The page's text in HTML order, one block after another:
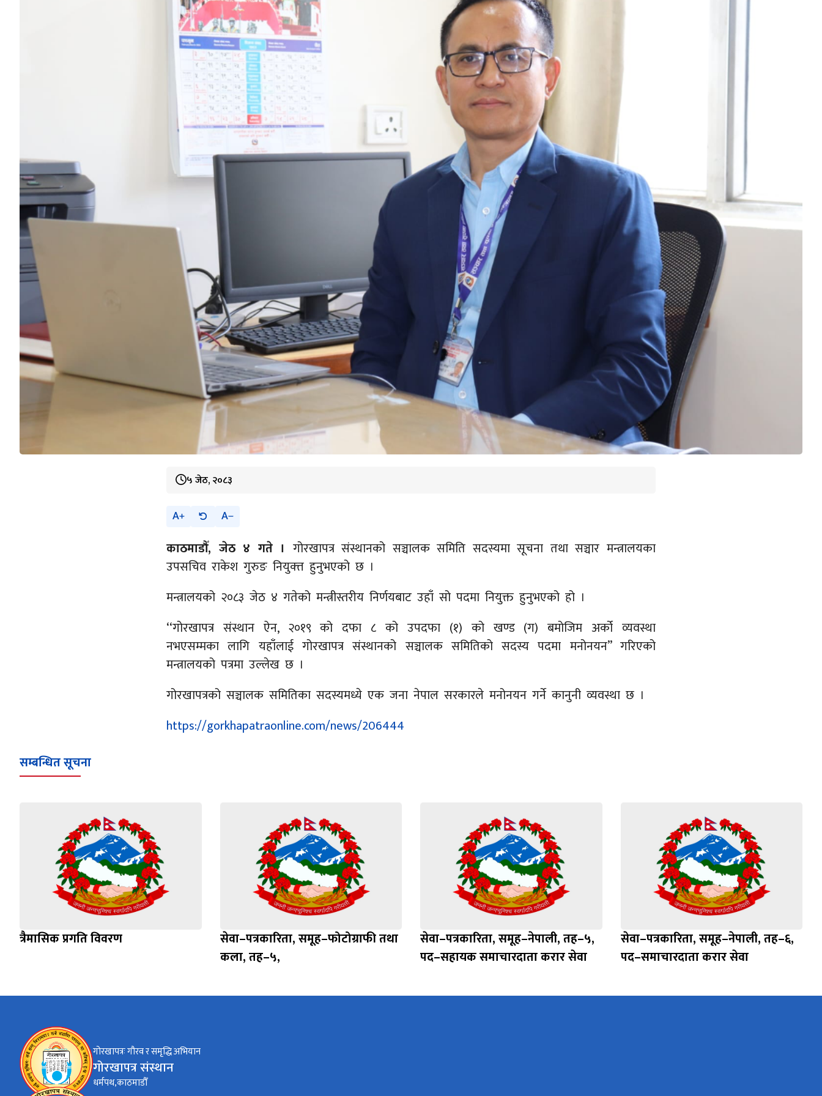
५ जेठ, २०८३
A A
काठमाडौँ, जेठ ४ गते । गोरखापत्र संस्थानको सञ्चालक समिति सदस्यमा सूचना तथा सञ्चार मन्त्रालयका
उपसचिव राकेश गुरुङ नियुक्त्त हुनुभएको छ ।
मन्त्रालयको २०८३ जेठ ४ गतेको मन्त्रीस्तरीय निर्णयबाट उहाँ सो पदमा नियुक्त हुनुभएको हो ।
‘‘गोरखापत्र संस्थान ऐन, २०१९ को दफा ८ को उपदफा (१) को खण्ड (ग) बमोजिम अर्को व्यवस्था
नभएसम्मका लागि यहाँलाई गोरखापत्र संस्थानको सञ्चालक समितिको सदस्य पदमा मनोनयन’’ गरिएको
मन्त्रालयको पत्रमा उल्लेख छ ।
गोरखापत्रको सञ्चालक समितिका सदस्यमध्ये एक जना नेपाल सरकारले मनोनयन गर्ने कानुनी व्यवस्था छ ।
https://gorkhapatraonline.com/news/206444
सम्बन्धित सूचना
त्रैमासिक प्रगति विवरण
सेवा–पत्रकारिता, समूह–फोटोग्राफी तथा
कला, तह–५,
सेवा–पत्रकारिता, समूह–नेपाली, तह–५,
पद–सहायक समाचारदाता करार सेवा
सेवा–पत्रकारिता, समूह–नेपाली, तह–६,
पद–समाचारदाता करार सेवा
गोरखापत्रः गौरव र समृद्धि अभियान
गोरखापत्र संस्थान
धर्मपथ,काठमाडौँ